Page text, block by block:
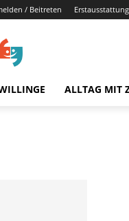
/ Beitreten
ALLTAG MIT